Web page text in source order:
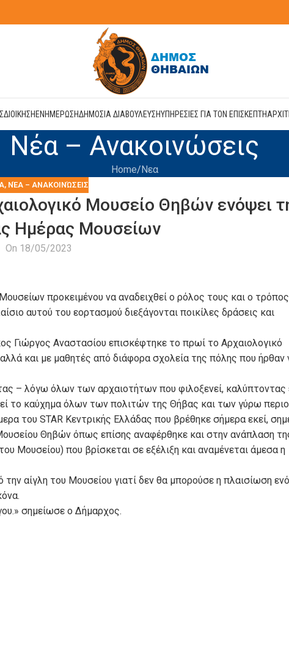
ΔΙΟΙΚΗΣΗΕΝΗΜΕΡΩΣΗΔΗΜΟΣΙΑ ΔΙΑΒΟΥΛΕΥΣΗΥΠΗΡΕΣΙΕΣ ΓΙΑ ΤΟΝ ΕΠΙΣΚΕΠΤΗ
Νέα – Ανακοινώσεις
Home Νεα
, ΝΈΑ – ΑΝΑΚΟΙΝΏΣΕΙΣ
Μουσείο Θηβών ενόψει
Ημέρας Μουσείων
On 18/05/2023
προκειμένου να αναδειχθεί ο ρόλος τους και ο
αυτού του εορτασμού διεξάγονται ποικίλες δράσεις και
Γιώργος Αναστασίου επισκέφτηκε το πρωί το Αρχαιολογικό
και με μαθητές από διάφορα σχολεία της πόλης που ήρθαν
– λόγω όλων των αρχαιοτήτων που φιλοξενεί, καλύπτοντας
το καύχημα όλων των πολιτών της Θήβας και των γύρω
του STAR Κεντρικής Ελλάδας που βρέθηκε σήμερα εκεί,
Θηβών όπως επίσης αναφέρθηκε και στην ανάπλαση
Μουσείου) που βρίσκεται σε εξέλιξη και αναμένεται άμεσα η
αίγλη του Μουσείου γιατί δεν θα μπορούσε η πλαισίωση
σημείωσε ο Δήμαρχος.